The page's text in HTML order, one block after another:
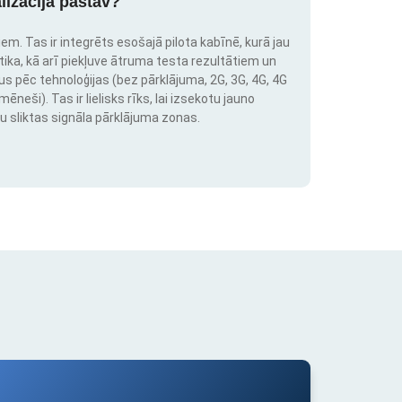
Tas ir integrēts esošajā pilota kabīnē, kurā jau
kā arī piekļuve ātruma testa rezultātiem un
tehnoloģijas (bez pārklājuma, 2G, 3G, 4G, 4G
Tas ir lielisks rīks, lai izsekotu jauno
signāla pārklājuma zonas.